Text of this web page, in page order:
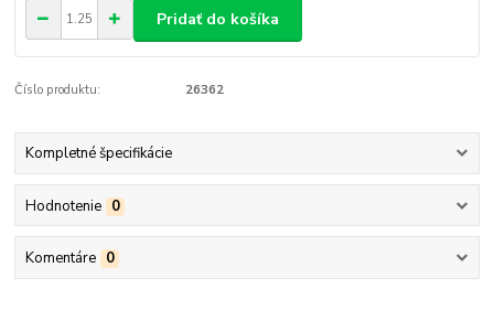
Pridať do košíka
Číslo produktu: 26362
Kompletné špecifikácie
Hodnotenie 0
Komentáre 0